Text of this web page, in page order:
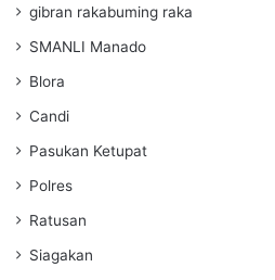
gibran rakabuming raka
SMANLI Manado
Blora
Candi
Pasukan Ketupat
Polres
Ratusan
Siagakan